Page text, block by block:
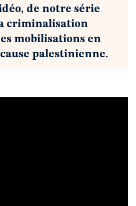
de notre série
criminalisation
mobilisations en
palestinienne.